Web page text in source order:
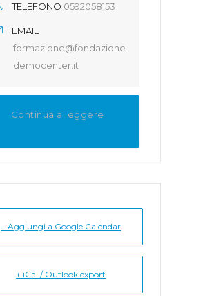
TELEFONO 0592058153
EMAIL
formazione@fondazione
democenter.it
Continua a leggere
+ Aggiungi a Google Calendar
+ iCal / Outlook export